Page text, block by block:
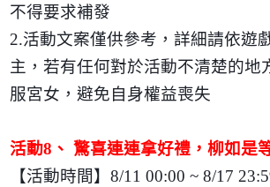
不得要求補發
2.活動文案僅供參考，詳細請依遊
主，若有任何對於活動不清楚的地
服宮女，避免自身權益喪失
活動8 、 驚喜連連拿好禮，柳如是
【活動時間】8/11 00:00 ~ 8/17